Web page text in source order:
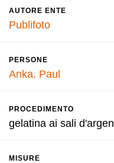
AUTORE ENTE
Publifoto
PERSONE
Anka, Paul
PROCEDIMENTO
gelatina ai sali
MISURE